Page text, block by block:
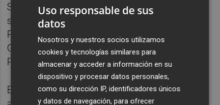
Santiago Lumbreras, José Manuel Cuenca --
secretario autonómico del Gabinete del
President y Comunicación-- y Cayetano
García --secretario autonómico de
Presidencia--.
Este último pasó a ser nombrado secretario
Uso responsable de sus
datos
Nosotros y nuestros socios utilizamos
cookies y tecnologías similares para
almacenar y acceder a información en su
dispositivo y procesar datos personales,
como su dirección IP, identificadores únicos
y datos de navegación, para ofrecer